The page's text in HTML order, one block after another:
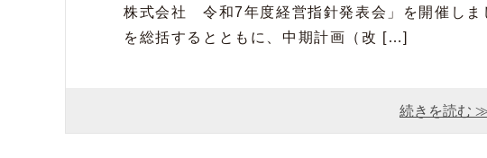
株式会社 令和7年度経営指針発表会」を開催しま
を総括するとともに、中期計画（改 […]
続きを読む